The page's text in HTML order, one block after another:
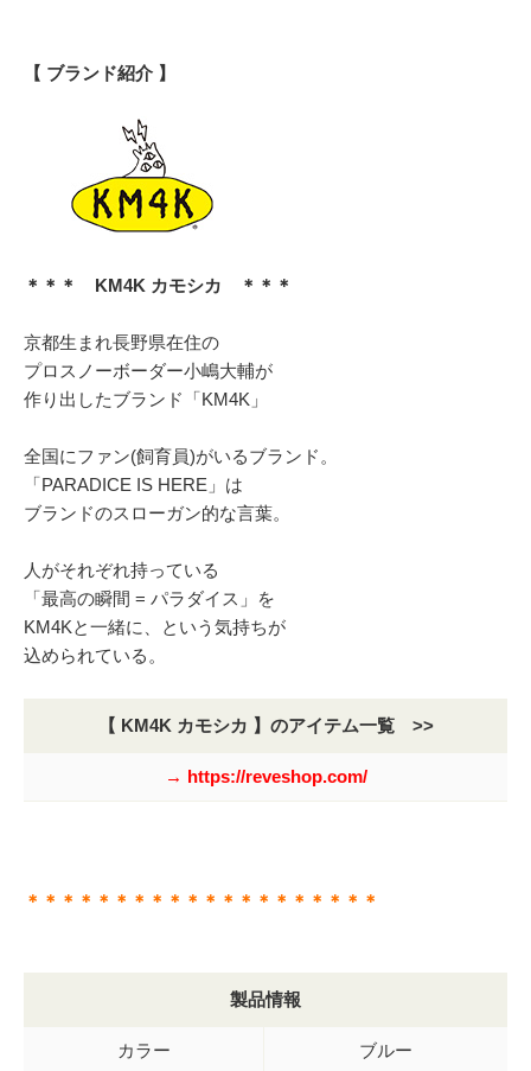
【 ブランド紹介 】
＊＊＊ KM4K カモシカ ＊＊＊
京都生まれ長野県在住の
プロスノーボーダー小嶋大輔が
作り出したブランド「KM4K」
全国にファン(飼育員)がいるブランド。
「PARADICE IS HERE」は
ブランドのスローガン的な言葉。
人がそれぞれ持っている
「最高の瞬間 = パラダイス」を
KM4Kと一緒に、という気持ちが
込められている。
【 KM4K カモシカ 】のアイテム一覧 >>
→ https://reveshop.com/
＊＊＊＊＊＊＊＊＊＊＊＊＊＊＊＊＊＊＊＊
製品情報
カラー ブルー